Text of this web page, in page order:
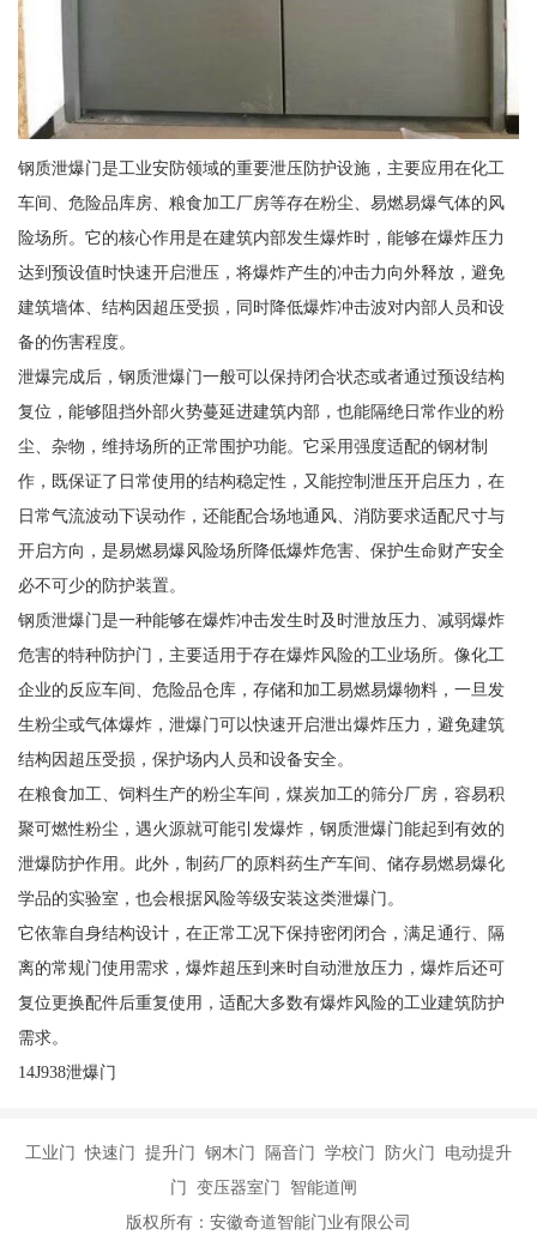
钢质泄爆门是工业安防领域的重要泄压防护设施，主要应用在化工
车间、危险品库房、粮食加工厂房等存在粉尘、易燃易爆气体的风
险场所。它的核心作用是在建筑内部发生爆炸时，能够在爆炸压力
达到预设值时快速开启泄压，将爆炸产生的冲击力向外释放，避免
建筑墙体、结构因超压受损，同时降低爆炸冲击波对内部人员和设
备的伤害程度。
泄爆完成后，钢质泄爆门一般可以保持闭合状态或者通过预设结构
复位，能够阻挡外部火势蔓延进建筑内部，也能隔绝日常作业的粉
尘、杂物，维持场所的正常围护功能。它采用强度适配的钢材制
作，既保证了日常使用的结构稳定性，又能控制泄压开启压力，在
日常气流波动下误动作，还能配合场地通风、消防要求适配尺寸与
开启方向，是易燃易爆风险场所降低爆炸危害、保护生命财产安全
必不可少的防护装置。
钢质泄爆门是一种能够在爆炸冲击发生时及时泄放压力、减弱爆炸
危害的特种防护门，主要适用于存在爆炸风险的工业场所。像化工
企业的反应车间、危险品仓库，存储和加工易燃易爆物料，一旦发
生粉尘或气体爆炸，泄爆门可以快速开启泄出爆炸压力，避免建筑
结构因超压受损，保护场内人员和设备安全。
在粮食加工、饲料生产的粉尘车间，煤炭加工的筛分厂房，容易积
聚可燃性粉尘，遇火源就可能引发爆炸，钢质泄爆门能起到有效的
泄爆防护作用。此外，制药厂的原料药生产车间、储存易燃易爆化
学品的实验室，也会根据风险等级安装这类泄爆门。
它依靠自身结构设计，在正常工况下保持密闭闭合，满足通行、隔
离的常规门使用需求，爆炸超压到来时自动泄放压力，爆炸后还可
复位更换配件后重复使用，适配大多数有爆炸风险的工业建筑防护
需求。
14J938泄爆门
工业门 快速门 提升门 钢木门 隔音门 学校门 防火门 电动提升
门 变压器室门 智能道闸
版权所有：安徽奇道智能门业有限公司